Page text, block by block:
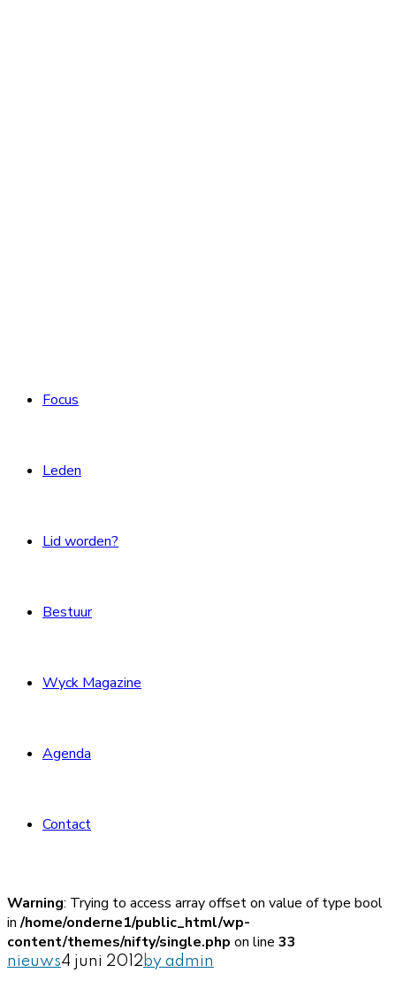
Focus
Leden
Lid worden?
Bestuur
Wyck Magazine
Agenda
Contact
Warning: Trying to access array offset on value of type bool
in/home/onderne1/public_html/wp-
content/themes/nifty/single.php on line 33
nieuws4 juni 2012 by admin